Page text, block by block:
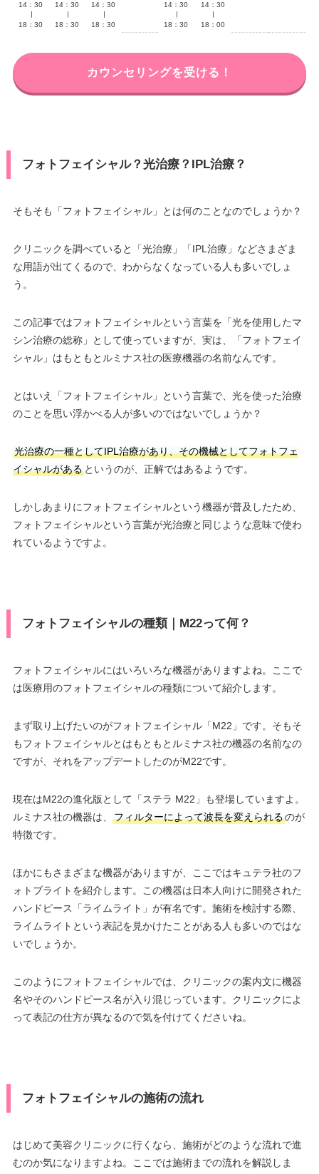
14：30
18：30
14：30
18：30
14：30
18：30
14：30
18：30
14：30
18：00
カウンセリングを受ける！
フォトフェイシャル？光治療？IPL治療？
そもそも「フォトフェイシャル」とは何のことなのでしょうか？
クリニックを調べていると「光治療」「IPL治療」などさまざま
な用語が出てくるので、わからなくなっている人も多いでしょ
う。
この記事ではフォトフェイシャルという言葉を「光を使用したマ
シン治療の総称」として使っていますが、実は、「フォトフェイ
シャル」はもともとルミナス社の医療機器の名前なんです。
とはいえ「フォトフェイシャル」という言葉で、光を使った治療
のことを思い浮かべる人が多いのではないでしょうか？
光治療の一種としてIPL治療があり、その機械としてフォトフェ
イシャルがあるというのが、正解ではあるようです。
しかしあまりにフォトフェイシャルという機器が普及したため、
フォトフェイシャルという言葉が光治療と同じような意味で使わ
れているようですよ。
フォトフェイシャルの種類｜M22って何？
フォトフェイシャルにはいろいろな機器がありますよね。ここで
は医療用のフォトフェイシャルの種類について紹介します。
まず取り上げたいのがフォトフェイシャル「M22」です。そもそ
もフォトフェイシャルとはもともとルミナス社の機器の名前なの
ですが、それをアップデートしたのがM22です。
現在はM22の進化版として「ステラ M22」も登場していますよ。
ルミナス社の機器は、
フィルターによって波長を変えられるのが
特徴です。
ほかにもさまざまな機器がありますが、ここではキュテラ社のフ
ォトブライトを紹介します。この機器は日本人向けに開発された
ハンドピース「ライムライト」が有名です。施術を検討する際、
ライムライトという表記を見かけたことがある人も多いのではな
いでしょうか。
このようにフォトフェイシャルでは、クリニックの案内文に機器
名やそのハンドピース名が入り混じっています。クリニックによ
って表記の仕方が異なるので気を付けてくださいね。
フォトフェイシャルの施術の流れ
はじめて美容クリニックに行くなら、施術がどのような流れで進
むのか気になりますよね。ここでは施術までの流れを解説しま